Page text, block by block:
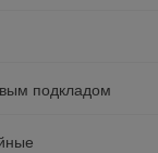
подкладом